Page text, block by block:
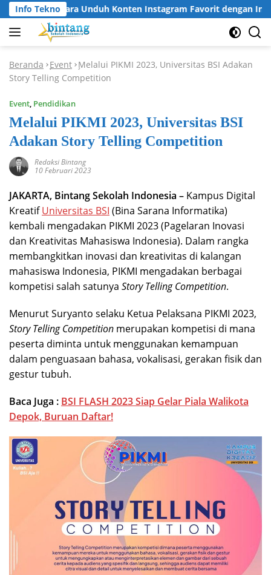
Langsung
ke
konten
Info TeknoCara Unduh Konten Instagram Favorit dengan
Beranda -Event -Melalui PIKMI 2023, Universitas BSI Adakan
Story Telling Competition
Event, Pendidikan
Melalui PIKMI 2023, Universitas BSI
Adakan Story Telling Competition
Redaksi Bintang
10 Februari 2023
JAKARTA, Bintang Sekolah Indonesia – Kampus Digital
KreatifUniversitas BSI (Bina Sarana Informatika)
kembali mengadakan PIKMI 2023 (Pagelaran Inovasi
dan Kreativitas Mahasiswa Indonesia). Dalam rangka
membangkitkan inovasi dan kreativitas di kalangan
mahasiswa Indonesia, PIKMI mengadakan berbagai
kompetisi salah satunya Story Telling Competition.
Menurut Suryanto selaku Ketua Pelaksana PIKMI 2023,
Story Telling Competition merupakan kompetisi di mana
peserta diminta untuk menggunakan kemampuan
dalam penguasaan bahasa, vokalisasi, gerakan fisik dan
gestur tubuh.
Baca Juga : BSI FLASH 2023 Siap Gelar Piala Walikota
Depok, Buruan Daftar!